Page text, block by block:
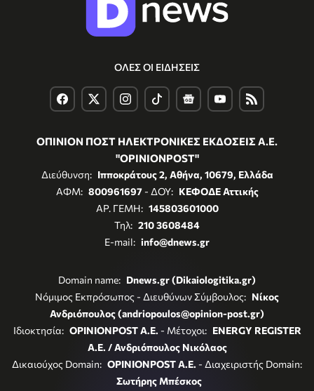
ΟΛΕΣ ΟΙ ΕΙΔΗΣΕΙΣ
ΟΠΙΝΙΟΝ ΠΟΣΤ ΗΛΕΚΤΡΟΝΙΚΕΣ ΕΚΔΟΣΕΙΣ Α.Ε.
"OPINIONPOST"
Διεύθυνση: Ιπποκράτους 2, Αθήνα, 10679, Ελλάδα
ΑΦΜ: 800961697- ΔΟΥ: ΚΕΦΟΔΕ Αττικής
ΑΡ. ΓΕΜΗ: 145803601000
Τηλ: 210 3608484
E-mail: info@dnews.gr
Domain name: Dnews.gr (Dikaiologitika.gr)
Νόμιμος Εκπρόσωπος - Διευθύνων Σύμβουλος: Νίκος
Ανδριόπουλος (andriopoulos@opinion-post.gr)
Ιδιοκτησία: OPINIONPOST A.E. - Μέτοχοι: ENERGY REGISTER
Α.Ε. / Ανδριόπουλος Νικόλαος
Δικαιούχος Domain: OPINIONPOST A.E. - Διαχειριστής Domain:
Σωτήρης Μπέσκος